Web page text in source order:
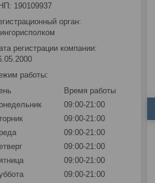
190109937
орган:
регистрации компании:
работы:
Время работы
09:00-21:00
09:00-21:00
09:00-21:00
09:00-21:00
09:00-21:00
09:00-21:00